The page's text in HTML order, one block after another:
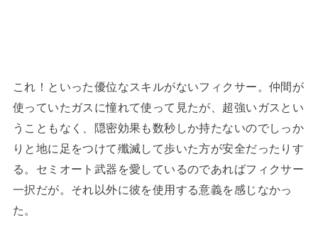
これ！といった優位なスキルがないフィクサー。仲間が
使っていたガスに憧れて使って見たが、超強いガスとい
うこともなく、隠密効果も数秒しか持たないのでしっか
りと地に足をつけて殲滅して歩いた方が安全だったりす
る。セミオート武器を愛しているのであればフィクサー
一択だが。それ以外に彼を使用する意義を感じなかっ
た。